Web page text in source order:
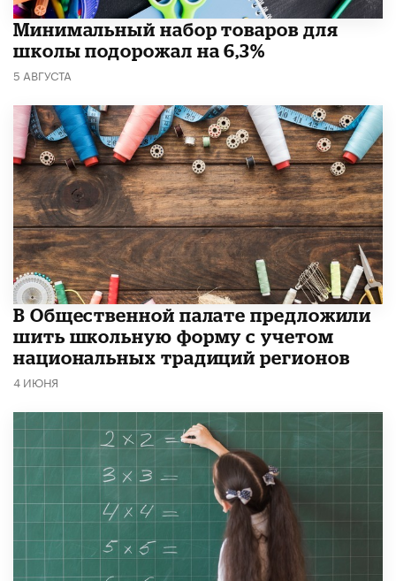
Минимальный набор товаров для
школы подорожал на 6,3%
5 АВГУСТА
В Общественной палате предложили
шить школьную форму с учетом
национальных традиций регионов
4 ИЮНЯ